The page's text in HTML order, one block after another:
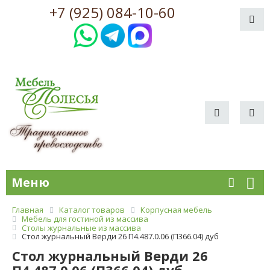
+7 (925) 084-10-60
Меню
Главная Каталог товаров
Корпусная мебель
Мебель для гостиной из массива
Столы журнальные из массива
Стол журнальный Верди 26 П4.487.0.06 (П366.04) дуб
Стол журнальный Верди 26